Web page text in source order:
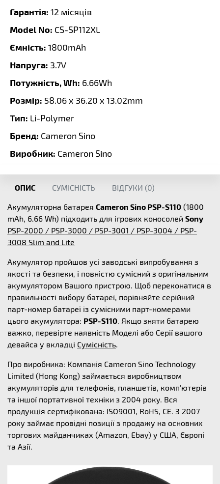
Гарантія: 12 місяців
Model No: CS-SP112XL
Ємність: 1800mAh
Напруга: 3.7V
Потужність, Wh: 6.66Wh
Розмір: 58.06 x 36.20 x 13.02mm
Тип: Li-Polymer
Бренд: Cameron Sino
Виробник: Cameron Sino
ОПИС СУМІСНІСТЬ ВІДГУКИ (0)
Акумуляторна батарея Cameron Sino PSP-S110 (1800
mAh, 6.66 Wh) підходить для ігрових коносолей Sony
PSP-2000 / PSP-3000 / PSP-3001 / PSP-3004 / PSP-
3008 Slim and Lite
Акумулятор пройшов усі заводські випробування з
якості та безпеки, і повністю сумісний з оригінальним
акумулятором Вашого пристрою. Щоб переконатися в
правильності вибору батареї, порівняйте серійний
парт-номер батареї із сумісними парт-номерами
цього акумулятора: PSP-S110. Якщо зняти батарею
важко, перевірте наявність Моделі або Серії вашого
девайса у вкладці Сумісність.
Про виробника: Компанія Cameron Sino Technology
Limited (Hong Kong) займається виробництвом
акумуляторів для телефонів, планшетів, комп'ютерів
та іншої портативної техніки з 2004 року. Вся
продукція сертифікована: ISO9001, RoHS, CE. З 2007
року займає провідні позиції з продажу на основних
торгових майданчиках (Amazon, Ebay) у США, Європі
та Азії.